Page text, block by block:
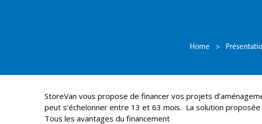
Home >
StoreVan vous propose de financer vos projets
peut s’échelonner entre 13 et 63 mois. La solution
Tous les avantages du financement